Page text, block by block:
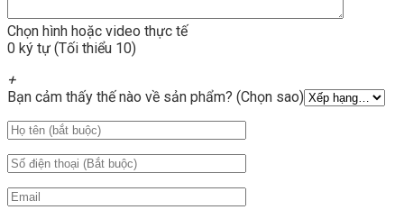
Chọn hình hoặc video thực tế
0 ký tự (Tối thiểu 10)
+
Bạn cảm thấy thế nào về sản phẩm? (Chọn sao)